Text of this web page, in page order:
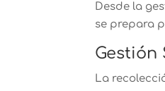
Desde la
se prepara
Gestión
La